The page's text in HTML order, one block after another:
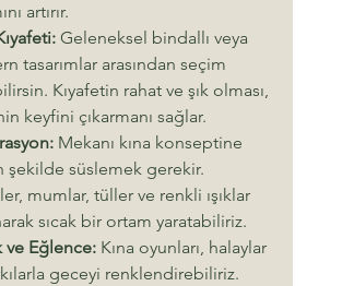
artırır.
Geleneksel bindallı veya
tasarımlar arasından seçim
Kıyafetin rahat ve şık olması,
keyfini çıkarmanı sağlar.
Mekanı kına konseptine
şekilde süslemek gerekir.
mumlar, tüller ve renkli ışıklar
sıcak bir ortam yaratabiliriz.
ve Eğlence: Kına oyunları, halaylar
geceyi renklendirebiliriz.